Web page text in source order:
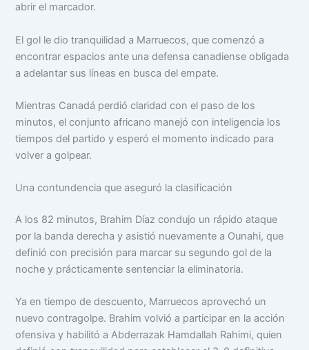
abrir el marcador.
El gol le dio tranquilidad a Marruecos, que comenzó a
encontrar espacios ante una defensa canadiense obligada
a adelantar sus líneas en busca del empate.
Mientras Canadá perdió claridad con el paso de los
minutos, el conjunto africano manejó con inteligencia los
tiempos del partido y esperó el momento indicado para
volver a golpear.
Una contundencia que aseguró la clasificación
A los 82 minutos, Brahim Díaz condujo un rápido ataque
por la banda derecha y asistió nuevamente a Ounahi, que
definió con precisión para marcar su segundo gol de la
noche y prácticamente sentenciar la eliminatoria.
Ya en tiempo de descuento, Marruecos aprovechó un
nuevo contragolpe. Brahim volvió a participar en la acción
ofensiva y habilitó a Abderrazak Hamdallah Rahimi, quien